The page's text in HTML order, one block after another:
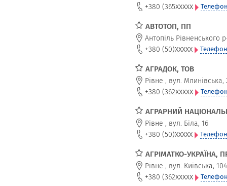
+380 (365xxxxx
АВТОТОП, ПП
Антопіль Рівненського
+380 (50)xxxxx
АГРАДОК, ТОВ
Рівне , вул. Млинівська,
+380 (362xxxxx
АГРАРНИЙ
Рівне , вул. Біла, 16
+380 (50)xxxxx
АГРІМАТКО-УКРАЇНА,
Рівне , вул. Київська,
+380 (362xxxxx